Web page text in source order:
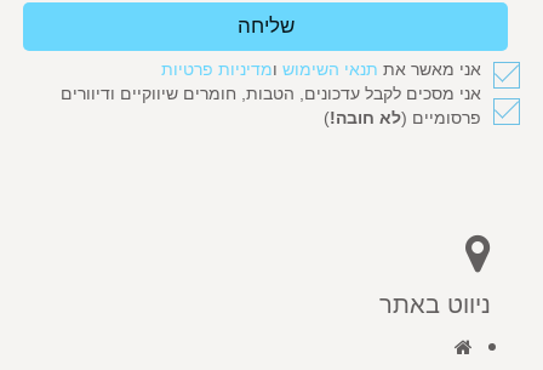
שליחה
אני מאשר את תנאי השימוש ומדיניות פרטיות
אני מסכים לקבל עדכונים, הטבות, חומרים שיווקיים ודיוורים
פרסומיים (לא חובה!)
ניווט באתר